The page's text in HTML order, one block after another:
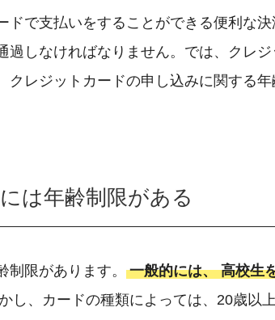
ドで支払いをすることができる便利な
過しなければなりません。では、クレ
クレジットカードの申し込みに関する
は年齢制限がある
限があります。
一般的には、 高校生
し、カードの種類によっては、20歳以